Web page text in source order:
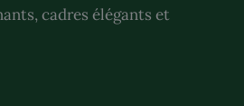
cadres élégants et